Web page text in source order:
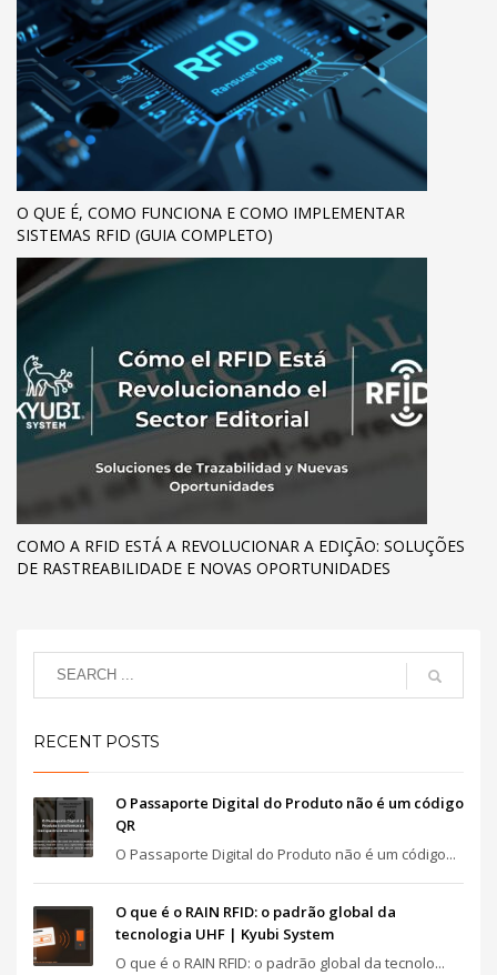
O QUE É, COMO FUNCIONA E COMO IMPLEMENTAR
SISTEMAS RFID (GUIA COMPLETO)
COMO A RFID ESTÁ A REVOLUCIONAR A EDIÇÃO: SOLUÇÕES
DE RASTREABILIDADE E NOVAS OPORTUNIDADES
RECENT POSTS
O Passaporte Digital do Produto não é um código
QR
O Passaporte Digital do Produto não é um código...
O que é o RAIN RFID: o padrão global da
tecnologia UHF | Kyubi System
O que é o RAIN RFID: o padrão global da tecnolo...